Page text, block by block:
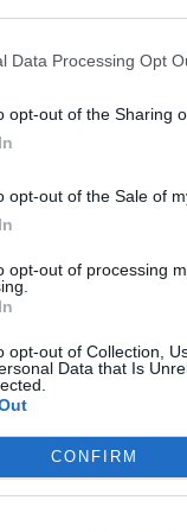
Data Processing Opt
opt-out of the Sharing
opt-out of the Sale of
opt-out of processing
opt-out of Collection,
Data that Is
CONFIRM
(à action
IRS
autre